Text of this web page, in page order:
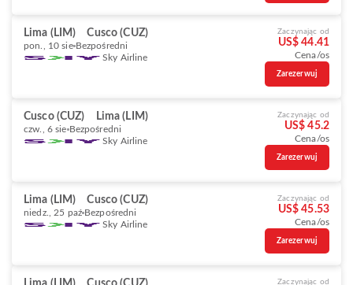
Lima (LIM) Cusco (CUZ)
pon., 10 sie Bezpośredni
Sky Airline
Zaczynając od
US$ 44.41
Cena/os
Zarezerwuj
Cusco (CUZ) Lima (LIM)
czw., 6 sie Bezpośredni
Sky Airline
Zaczynając od
US$ 45.2
Cena/os
Zarezerwuj
Lima (LIM) Cusco (CUZ)
niedz., 25 paź Bezpośredni
Sky Airline
Zaczynając od
US$ 45.53
Cena/os
Zarezerwuj
Zaczynając od